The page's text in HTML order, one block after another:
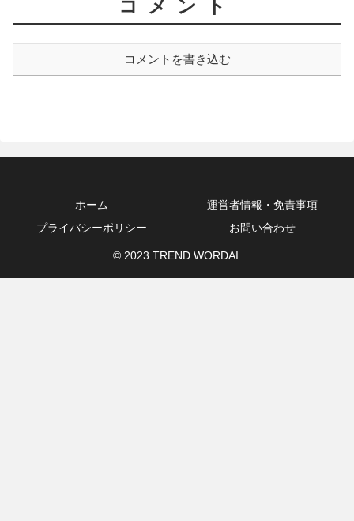
コメント
コメントを書き込む
ホーム
運営者情報・免責事項
プライバシーポリシー
お問い合わせ
© 2023 TREND WORDAI.